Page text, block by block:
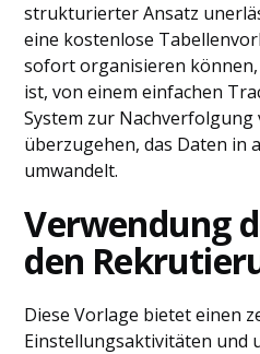
strukturierter Ansatz
eine kostenlose
sofort organisieren
ist, von einem einfachen
System zur
überzugehen, das Daten in
umwandelt.
Verwendung
den
Diese Vorlage bietet einen
Einstellungsaktivitäten und